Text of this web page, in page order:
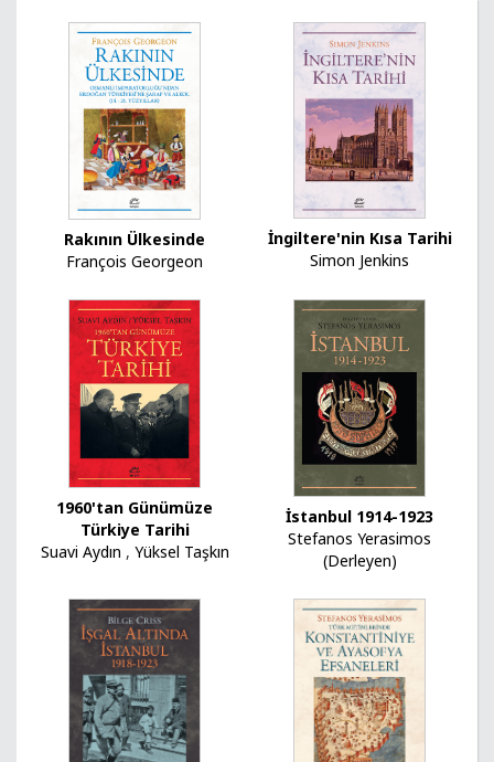
Rakının Ülkesinde
François Georgeon
İngiltere'nin Kısa Tarihi
Simon Jenkins
1960'tan Günümüze
Türkiye Tarihi
Suavi Aydın , Yüksel Taşkın
İstanbul 1914-1923
Stefanos Yerasimos
(Derleyen)